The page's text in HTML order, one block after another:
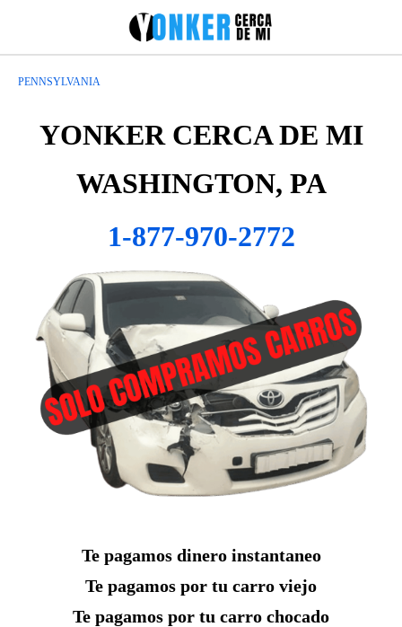
PENNSYLVANIA
YONKER CERCA DE MI
WASHINGTON, PA
1-877-970-2772
Te pagamos dinero instantaneo
Te pagamos por tu carro viejo
Te pagamos por tu carro chocado